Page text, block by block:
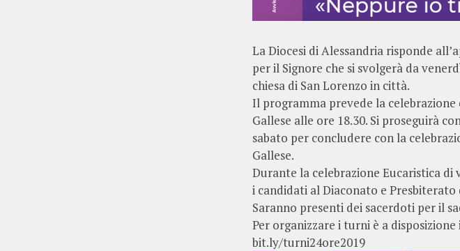
La Diocesi di Alessandria risponde
per il Signore che si svolgerà da
chiesa di San Lorenzo in città.
Il programma prevede la
Gallese alle ore 18.30. Si proseguirà
sabato per concludere con la
Gallese.
Durante la celebrazione Eucaristica di
i candidati al Diaconato e Presbiterato
Saranno presenti dei sacerdoti per il
Per organizzare i turni è a
bit.ly/turni24ore2019